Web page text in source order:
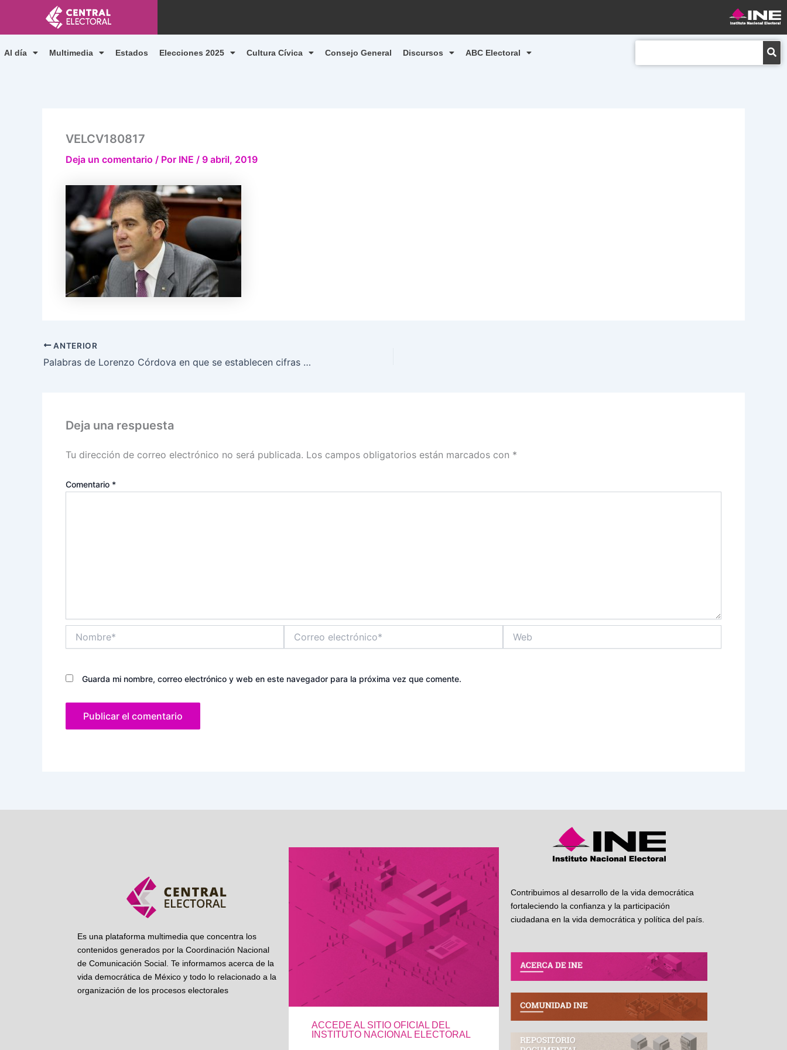
contenido
Al día Multimedia Estados Elecciones 2025 Cultura Cívica Consejo General Discursos ABC Electoral
VELCV180817
Deja un comentario / Por INE / 9 abril, 2019
ANTERIOR
Palabras de Lorenzo Córdova en que se establecen cifras del financiamiento público de partidos políticos y de gastos de campaña de candidaturas independientes para 2018
Deja una respuesta
Tu dirección de correo electrónico no será publicada. Los campos obligatorios están marcados con *
Comentario *
electrónico*
Guarda mi nombre, correo electrónico y web en este navegador para la próxima vez que comente.
Es una plataforma multimedia que concentra los
contenidos generados por la Coordinación Nacional
de Comunicación Social. Te informamos acerca de la
vida democrática de México y todo lo relacionado a la
organización de los procesos electorales
ACCEDE AL SITIO OFICIAL DEL
INSTITUTO NACIONAL ELECTORAL
Contribuimos al desarrollo de la vida democrática
fortaleciendo la confianza y la participación
ciudadana en la vida democrática y política del país.